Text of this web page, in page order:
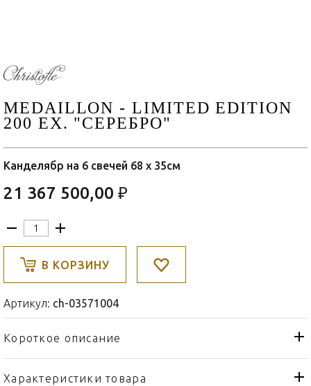
MEDAILLON - LIMITED EDITION
200 EX. "СЕРЕБРО"
Канделябр на 6 свечей 68 x 35см
21 367 500,00 ₽
В КОРЗИНУ
Артикул: ch-03571004
Короткое описание
Характеристики товара